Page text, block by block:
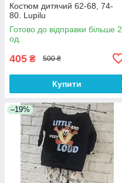
Костюм дитячий 62-68, 74-
80. Lupilu
Готово до відправки більше 2
од.
405 ₴ 500 ₴
Купити
–19%